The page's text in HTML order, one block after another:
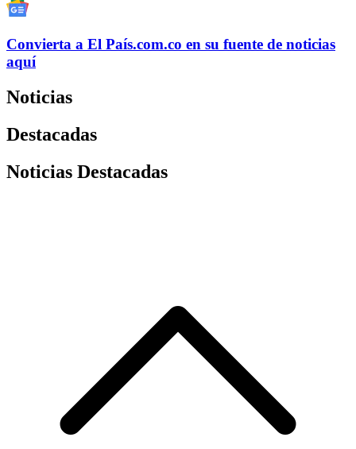
Convierta a El País.com.co en su fuente de noticias
aquí
Noticias
Destacadas
Noticias Destacadas